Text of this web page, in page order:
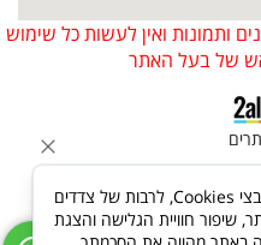
ותמונות ואין לעשות כל שימוש
של בעל האתר
לידיעתך, באתרנו נעשה שימוש בקבצי Cookies, לרבות של צדדים
שיפור חוויית הגלישה והצגת